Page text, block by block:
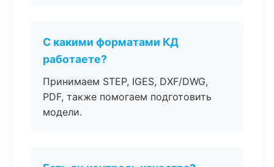
С какими форматами КД
работаете?
Принимаем STEP, IGES, DXF/DWG,
PDF, также помогаем подготовить
модели.